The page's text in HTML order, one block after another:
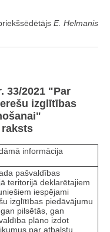
E. Helmanis
33/2021 "Par
izglītības
informācija
pašvaldības
teritorijā deklarētajiem
iespējami
izglītības piedāvājumu
pilsētās, gan
plāno izdot
par atbalstu